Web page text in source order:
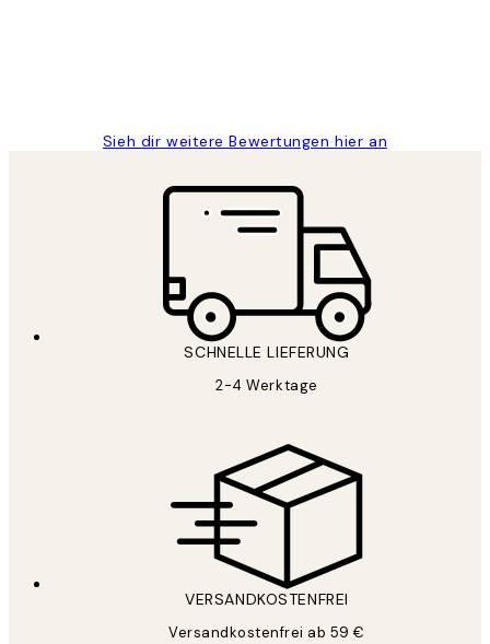
Sieh dir weitere Bewertungen hier an
SCHNELLE LIEFERUNG
2-4 Werktage
VERSANDKOSTENFREI
Versandkostenfrei ab 59 €